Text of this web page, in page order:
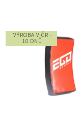
VÝROBA V ČR -
10 DNŮ